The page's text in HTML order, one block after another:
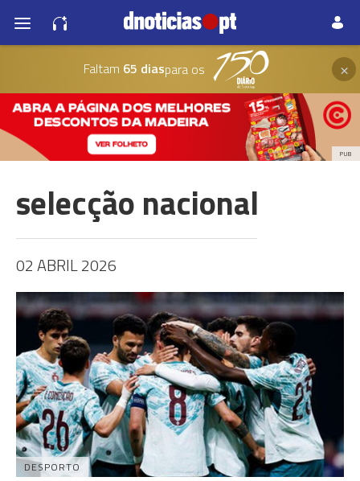
Faltam 65 diaspara os ×
PUB
selecção nacional
02 ABRIL 2026
DESPORTO